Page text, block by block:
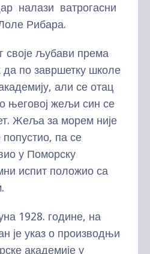
налази ватрогасни
Рибара.
своје љубави према
по завршетку школе
али се отац
његовој жељи син се
Жеља за морем није
попустио, па се
у Поморску
испит положио са
1928. године, на
је указ о производњи
академије у